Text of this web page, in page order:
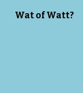
Wat of Watt?